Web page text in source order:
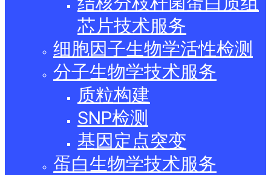
芯片技术服务
细胞因子生物学活性检测
分子生物学技术服务
质粒构建
SNP检测
基因定点突变
蛋白生物学技术服务